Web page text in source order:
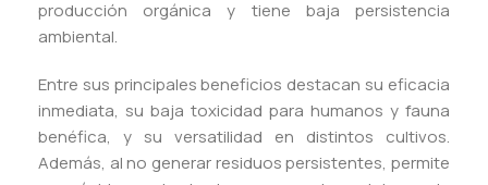
producción orgánica y tiene baja persistencia
ambiental.
Entre sus principales beneficios destacan su eficacia
inmediata, su baja toxicidad para humanos y fauna
benéfica, y su versatilidad en distintos cultivos.
Además, al no generar residuos persistentes, permite